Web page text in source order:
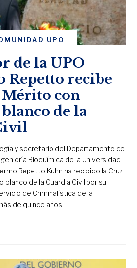
UPO
de la UPO
Repetto recibe
con
de la
y secretario del Departamento de
Bioquímica de la Universidad
Repetto Kuhn ha recibido la Cruz
de la Guardia Civil por su
de Criminalística de la
de quince años.